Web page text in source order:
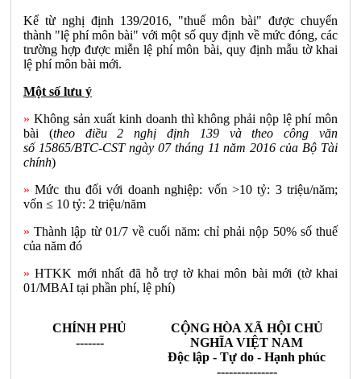
Kể từ nghị định 139/2016, "thuế môn bài" được chuyển
thành "lệ phí môn bài" với một số quy định về mức đóng, các
trường hợp được miễn lệ phí môn bài, quy định mẫu tờ khai
lệ phí môn bài mới.
Một số lưu ý
» Không sản xuất kinh doanh thì không phải nộp lệ phí môn
bài (theo điều 2 nghị định 139 và theo công văn
số 15865/BTC-CST ngày 07 tháng 11 năm 2016 của Bộ Tài
chính)
» Mức thu đối với doanh nghiệp: vốn >10 tỷ: 3 triệu/năm;
vốn ≤ 10 tỷ: 2 triệu/năm
» Thành lập từ 01/7 về cuối năm: chỉ phải nộp 50% số thuế
của năm đó
» HTKK mới nhất đã hỗ trợ tờ khai môn bài mới (tờ khai
01/MBAI tại phần phí, lệ phí)
CHÍNH PHỦ
-------
CỘNG HÒA XÃ HỘI CHỦ
NGHĨA VIỆT NAM
Độc lập - Tự do - Hạnh phúc
---------------